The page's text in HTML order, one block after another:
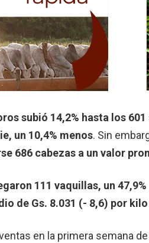
subió 14,2% hasta los
un 10,4% menos. Sin
686 cabezas a un valor
111 vaquillas, un
de Gs. 8.031 (- 8,6) por kilo
en la primera semana